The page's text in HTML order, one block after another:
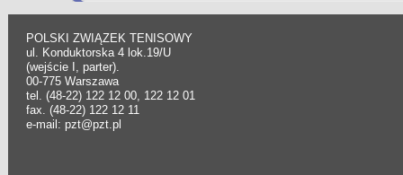
POLSKI ZWIĄZEK TENISOWY
ul. Konduktorska 4 lok.19/U
(wejście I, parter).
00-775 Warszawa
tel. (48-22) 122 12 00, 122 12 01
fax. (48-22) 122 12 11
e-mail: pzt@pzt.pl